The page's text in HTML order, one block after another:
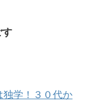
す
独学！３０代か